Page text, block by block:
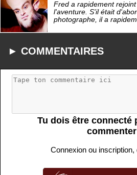
Fred a rapidement
l'aventure. S'il était
photographe, il a
► COMMENTAIRES
Tu dois être connecté
Connexion ou inscription,